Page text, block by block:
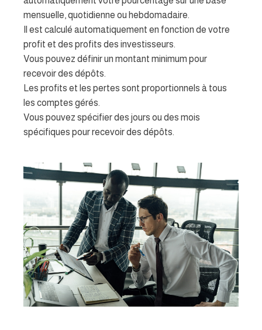
mensuelle, quotidienne ou hebdomadaire.
Il est calculé automatiquement en fonction de votre
profit et des profits des investisseurs.
Vous pouvez définir un montant minimum pour
recevoir des dépôts.
Les profits et les pertes sont proportionnels à tous
les comptes gérés.
Vous pouvez spécifier des jours ou des mois
spécifiques pour recevoir des dépôts.